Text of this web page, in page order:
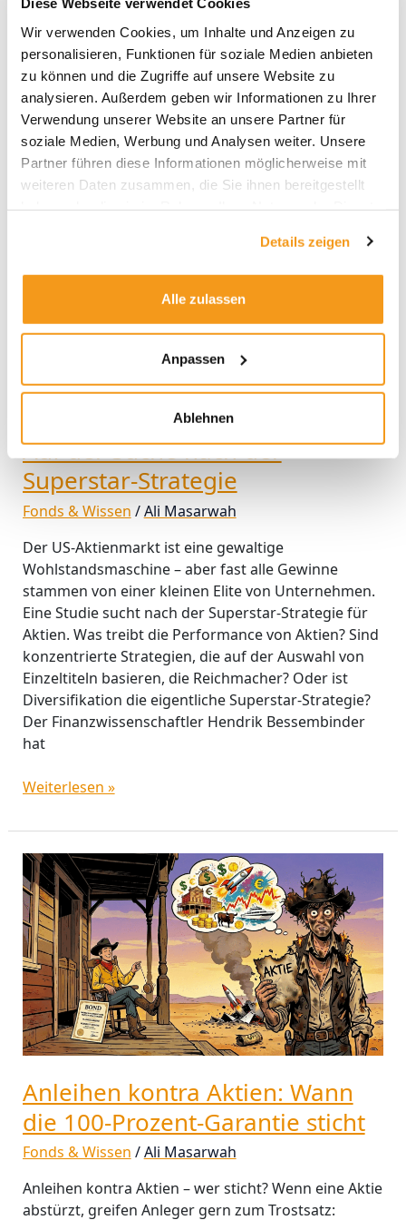
Wir verwenden Cookies, um Inhalte und Anzeigen zu
personalisieren, Funktionen für soziale Medien anbieten
zu können und die Zugriffe auf unsere Website zu
analysieren. Außerdem geben wir Informationen zu Ihrer
Verwendung unserer Website an unsere Partner für
soziale Medien, Werbung und Analysen weiter. Unsere
Partner führen diese Informationen möglicherweise mit
weiteren Daten zusammen, die Sie ihnen bereitgestellt
Details zeigen
Alle zulassen
Anpassen
Ablehnen
staatlich geförderte Altersvorsorge. Wir schauen
kritisch hin: Wurden die Schwächen von Riester
ausreichend adressiert? Und welchen Platz sollte es
künftig in einer durchdachten
Weiterlesen »
100 Jahre Aktien‑Performance:
Auf der Suche nach der
Superstar‑Strategie
Fonds & Wissen /Ali Masarwah
Der US‑Aktienmarkt ist eine gewaltige
Wohlstandsmaschine – aber fast alle Gewinne
stammen von einer kleinen Elite von Unternehmen.
Eine Studie sucht nach der Superstar-Strategie für
Aktien. Was treibt die Performance von Aktien? Sind
konzentrierte Strategien, die auf der Auswahl von
Einzeltiteln basieren, die Reichmacher? Oder ist
Diversifikation die eigentliche Superstar-Strategie?
Der Finanzwissenschaftler Hendrik Bessembinder
hat
100
Jahre
der
nach
Weiterlesen »
Anleihen kontra Aktien: Wann
die 100‑Prozent‑Garantie sticht
Fonds & Wissen /Ali Masarwah
Anleihen kontra Aktien – wer sticht? Wenn eine Aktie
abstürzt, greifen Anleger gern zum Trostsatz:
Anleihen
kontra
Aktien:
Wann
die
100‑Prozent‑Garantie
sticht